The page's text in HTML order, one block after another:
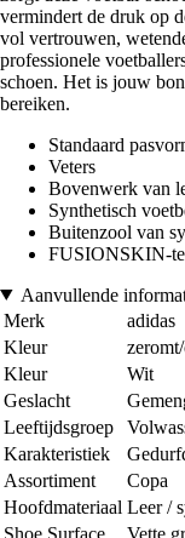
vermindert de druk op
vol vertrouwen,
professionele
schoen. Het is jouw
bereiken.
Standaard
Veters
Bovenwerk van
Synthetisch
Buitenzool van
FUSIONSKIN-
Aanvullende
Merk
adidas
Kleur
Kleur
Wit
Geslacht
Leeftijdsgroep
Karakteristiek
Assortiment
Copa
Hoofdmateriaal Leer /
Shoe Surface
Vette